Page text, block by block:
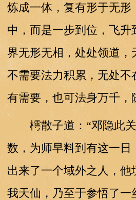
炼成一体，复有形于无形
中，而是一步到位，飞升
界无形无相，处处领道，
不需要法力积累，无处不
有需要，也可法身万千，
樗散子道：“邓隐此关
数，为师早料到有这一日
出来了一个域外之人，他
我天仙，乃至于参悟了一